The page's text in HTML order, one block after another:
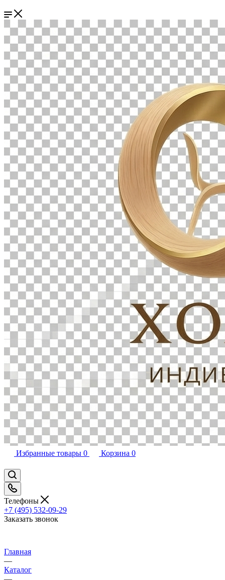
Избранные товары 0 Корзина 0
Телефоны
+7 (495) 532-09-29
Заказать звонок
Главная
—
Каталог